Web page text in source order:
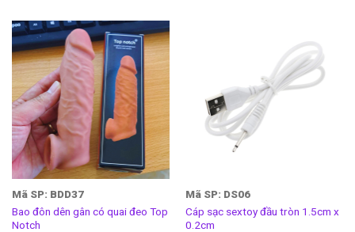
Mã SP: BDD37
Bao đôn dên gân có quai đeo Top
Notch
Mã SP: DS06
Cáp sạc sextoy đầu tròn 1.5cm x
0.2cm